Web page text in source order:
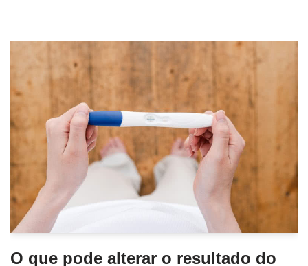
O que pode alterar o resultado do